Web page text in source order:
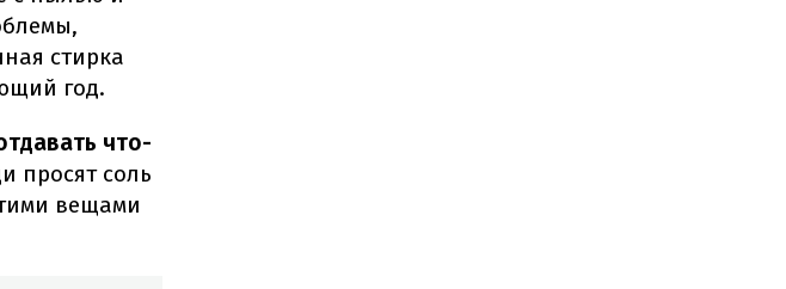
стирка
год.
что-
просят соль
вещами